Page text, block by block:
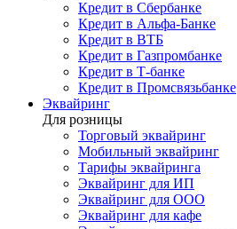
Кредит в Сбербанке
Кредит в Альфа-Банке
Кредит в ВТБ
Кредит в Газпромбанке
Кредит в Т-банке
Кредит в Промсвязьбанке
Эквайринг
Для розницы
Торговый эквайринг
Мобильный эквайринг
Тарифы эквайринга
Эквайринг для ИП
Эквайринг для ООО
Эквайринг для кафе